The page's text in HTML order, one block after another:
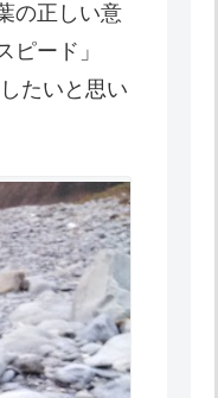
の正しい意
ード」
たいと思い